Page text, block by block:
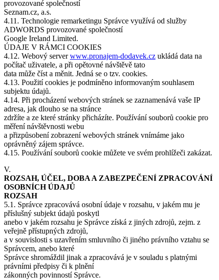
provozované společností
Seznam.cz, a.s.
4.11. Technologie remarketingu Správce využívá od služby
ADWORDS provozované společností
Google Ireland Limited.
ÚDAJE V RÁMCI COOKIES
4.12. Webový serverwww.pronajem-dodavek.cz ukládá data na
počítač uživatele, a při opětovné návštěvě tato
data může číst a měnit. Jedná se o tzv. cookies.
4.13. Použití cookies je podmíněno informovaným souhlasem
subjektu údajů.
4.14. Při procházení webových stránek se zaznamenává vaše IP
adresa, jak dlouho se na stránce
zdržíte a ze které stránky přicházíte. Používání souborů cookie pro
měření návštěvnosti webu
a přizpůsobení zobrazení webových stránek vnímáme jako
oprávněný zájem správce.
4.15. Používání souborů cookie můžete ve svém prohlížeči zakázat.
V.
ROZSAH, ÚČEL, DOBA A ZABEZPEČENÍ ZPRACOVÁNÍ
OSOBNÍCH ÚDAJŮ
ROZSAH
5.1. Správce zpracovává osobní údaje v rozsahu, v jakém mu je
příslušný subjekt údajů poskytl
anebo v jakém rozsahu je Správce získá z jiných zdrojů, zejm. z
veřejně přístupných zdrojů,
a v souvislosti s uzavřením smluvního či jiného právního vztahu se
Správcem, anebo které
Správce shromáždil jinak a zpracovává je v souladu s platnými
právními předpisy či k plnění
zákonných povinností Správce.